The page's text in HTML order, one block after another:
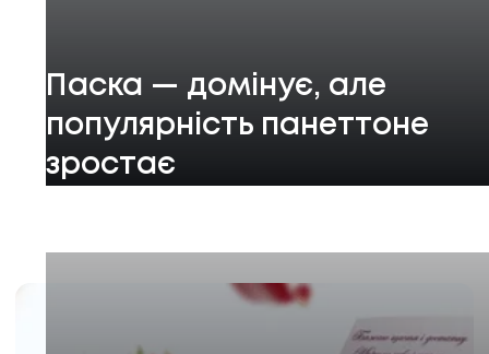
Паска — домінує, але
популярність панеттоне
зростає